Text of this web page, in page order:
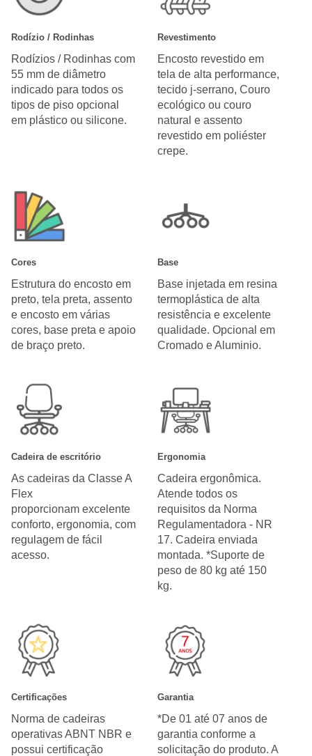
Rodízio / Rodinhas
Rodízios / Rodinhas com
55 mm de diâmetro
indicado para todos os
tipos de piso opcional
em plástico ou silicone.
Revestimento
Encosto revestido em
tela de alta performance,
tecido j-serrano, Couro
ecológico ou couro
natural e assento
revestido em poliéster
crepe.
Cores
Estrutura do encosto em
preto, tela preta, assento
e encosto em várias
cores, base preta e apoio
de braço preto.
Base
Base injetada em resina
termoplástica de alta
resistência e excelente
qualidade. Opcional em
Cromado e Aluminio.
Cadeira de escritório
As cadeiras da Classe A
Flex
proporcionam excelente
conforto, ergonomia, com
regulagem de fácil
acesso.
Ergonomia
Cadeira ergonômica.
Atende todos os
requisitos da Norma
Regulamentadora - NR
17. Cadeira enviada
montada. *Suporte de
peso de 80 kg até 150
kg.
Certificações
Norma de cadeiras
operativas ABNT NBR e
possui certificação
Garantia
*De 01 até 07 anos de
garantia conforme a
solicitação do produto. A